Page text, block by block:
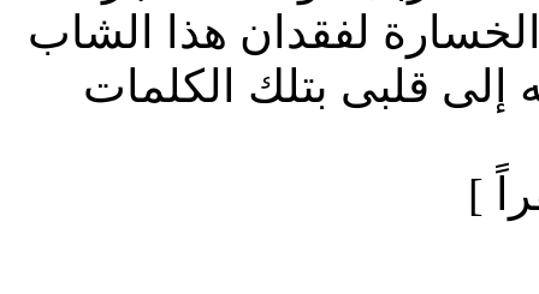
لفقدان هذا الشاب
إلى قلبى بتلك الكلمات